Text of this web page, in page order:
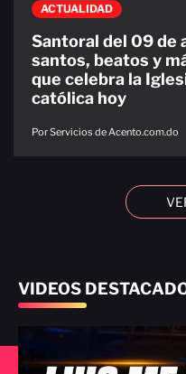
ACTUALIDAD
Santoral del 09 de
santos, beatos y
que celebra la
católica hoy
Por Servicios de Acento.com.do
VIDEOS